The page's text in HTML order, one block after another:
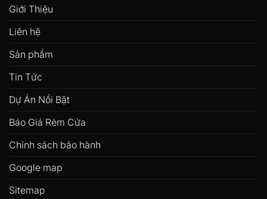
Giới Thiệu
Liên hệ
Sản phẩm
Tin Tức
Dự Án Nổi Bật
Báo Giá Rèm Cửa
Chính sách bảo hành
Google map
Sitemap